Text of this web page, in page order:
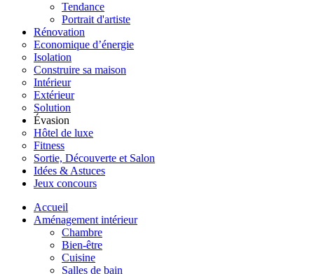
Tendance
Portrait d'artiste
Rénovation
Economique d’énergie
Isolation
Construire sa maison
Intérieur
Extérieur
Solution
Évasion
Hôtel de luxe
Fitness
Sortie, Découverte et Salon
Idées & Astuces
Jeux concours
Accueil
Aménagement intérieur
Chambre
Bien-être
Cuisine
Salles de bain